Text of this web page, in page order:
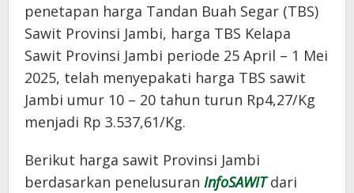
penetapan harga Tandan Buah Segar (TBS)
Sawit Provinsi Jambi, harga TBS Kelapa
Sawit Provinsi Jambi periode 25 April – 1 Mei
2025, telah menyepakati harga TBS sawit
Jambi umur 10 – 20 tahun turun Rp4,27/Kg
menjadi Rp 3.537,61/Kg.
Berikut harga sawit Provinsi Jambi
berdasarkan penelusuran InfoSAWIT dari